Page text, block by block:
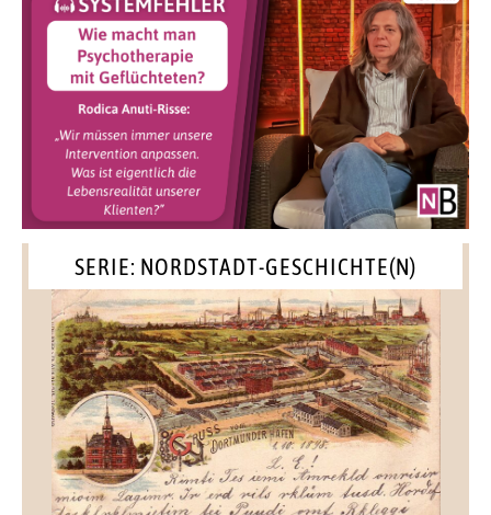
SERIE: NORDSTADT-GESCHICHTE(N)